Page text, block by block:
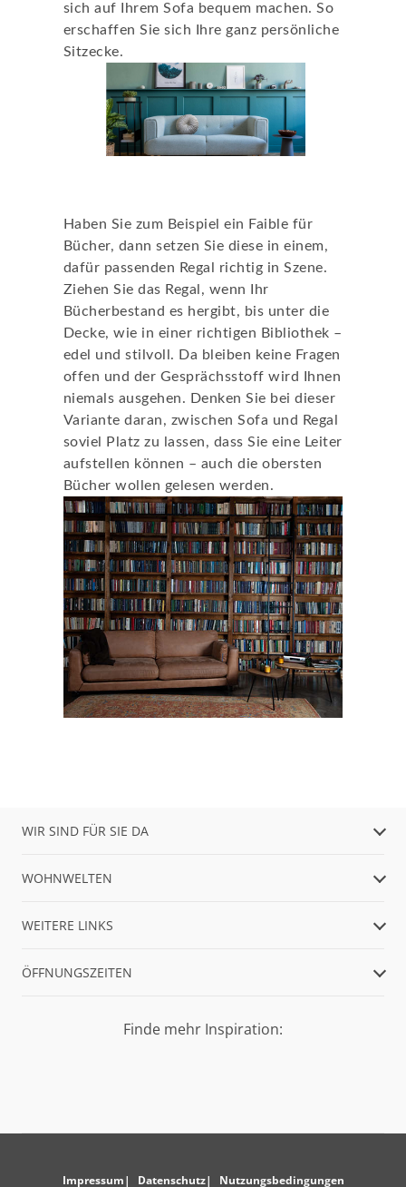
sich auf Ihrem Sofa bequem machen. So
erschaffen Sie sich Ihre ganz persönliche
Sitzecke.
Haben Sie zum Beispiel ein Faible für
Bücher, dann setzen Sie diese in einem,
dafür passenden Regal richtig in Szene.
Ziehen Sie das Regal, wenn Ihr
Bücherbestand es hergibt, bis unter die
Decke, wie in einer richtigen Bibliothek –
edel und stilvoll. Da bleiben keine Fragen
offen und der Gesprächsstoff wird Ihnen
niemals ausgehen. Denken Sie bei dieser
Variante daran, zwischen Sofa und Regal
soviel Platz zu lassen, dass Sie eine Leiter
aufstellen können – auch die obersten
Bücher wollen gelesen werden.
WIR SIND FÜR SIE DA
WOHNWELTEN
WEITERE LINKS
ÖFFNUNGSZEITEN
Finde mehr Inspiration:
Impressum Datenschutz Nutzungsbedingungen